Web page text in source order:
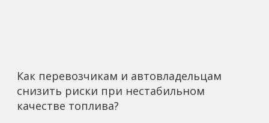
Как перевозчикам и автовладельцам
снизить риски при нестабильном
качестве топлива?